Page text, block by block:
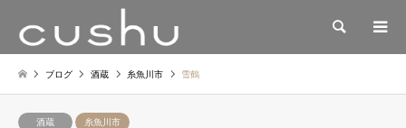
検索
ブログ 酒蔵 糸魚川市 雪鶴
酒蔵 糸魚川市